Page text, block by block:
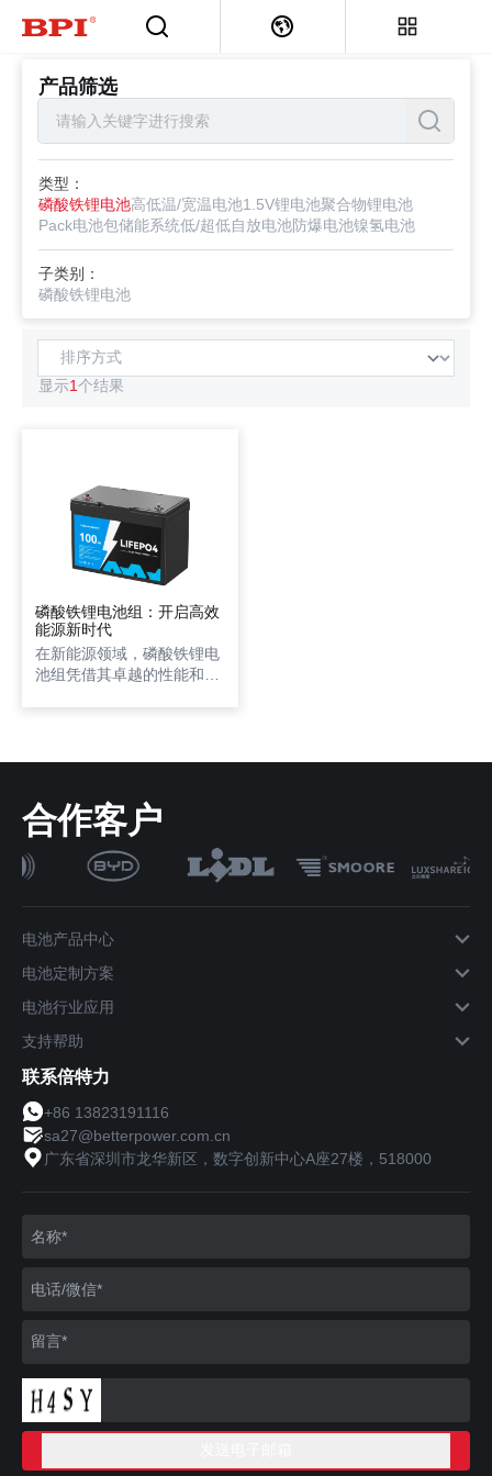
首页> 产品筛选
产品筛选
类型：
磷酸铁锂电池高低温/宽温电池1.5V锂电池聚合物锂电池
Pack电池包储能系统低/超低自放电池防爆电池镍氢电池
子类别：
磷酸铁锂电池
显示1个结果
磷酸铁锂电池组：开启高效
能源新时代
在新能源领域，磷酸铁锂电
池组凭借其卓越的性能和广
量。
合作客户
电池产品中心
电池定制方案
电池行业应用
支持帮助
联系倍特力
+86 13823191116
sa27@betterpower.com.cn
广东省深圳市龙华新区，数字创新中心A座27楼，518000